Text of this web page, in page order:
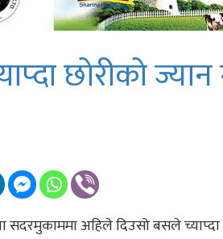
छोरीको
सदरमुकाममा अहिले दिउसो बसले